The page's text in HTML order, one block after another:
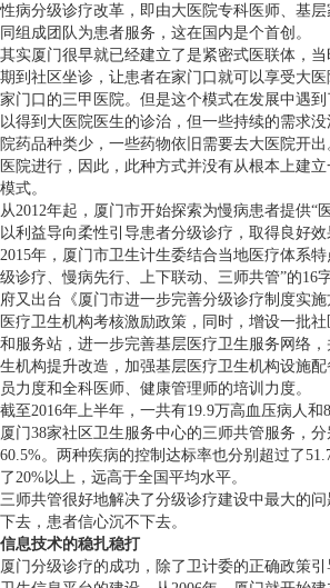
性病分级诊疗改革，即由大医院专科医师、基
同组成团队为患者服务，这在国内是个首创。
其实厦门很早就已经建立了是紧密式医联体，
期到社区坐诊，让患者在家门口就可以享受大
家门口的三甲医院。但是这个模式在发展中遇
以得到大医院医生的诊治，但一些持续的需求
院药品种类少，一些药物依旧需要去大医院开
医院进行，因此，此种方式并没有从根本上建
模式。
从2012年起，厦门市开始探索为慢病患者提供“
以利益导向柔性引导患者分级诊疗，取得良好效
2015年，厦门市卫生计生委结合当地医疗体系
级诊疗、慢病先行、上下联动、三师共管”的16
府又出台《厦门市进一步完善分级诊疗制度实
医疗卫生机构考核激励政策，同时，增设一批
和服务站，进一步完善基层医疗卫生服务网络
生机构提升改造，加强基层医疗卫生机构设施
员力度和全科医师、健康管理师的培训力度。
截至2016年上半年，一共有19.9万高血压病人和
厦门38家社区卫生服务中心的三师共管服务，
60.5%。两种疾病的控制达标率也分别超过了
了20%以上，远高于全国平均水平。
三师共管很好地解决了分级诊疗建设中最大的
下去，患者信心沉不下去。
信息技术的稳扎稳打
厦门分级诊疗的成功，除了卫计委的正确政策